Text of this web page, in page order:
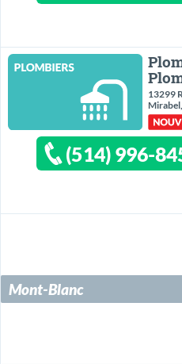
13299
(514) 996-
Mont-Blanc